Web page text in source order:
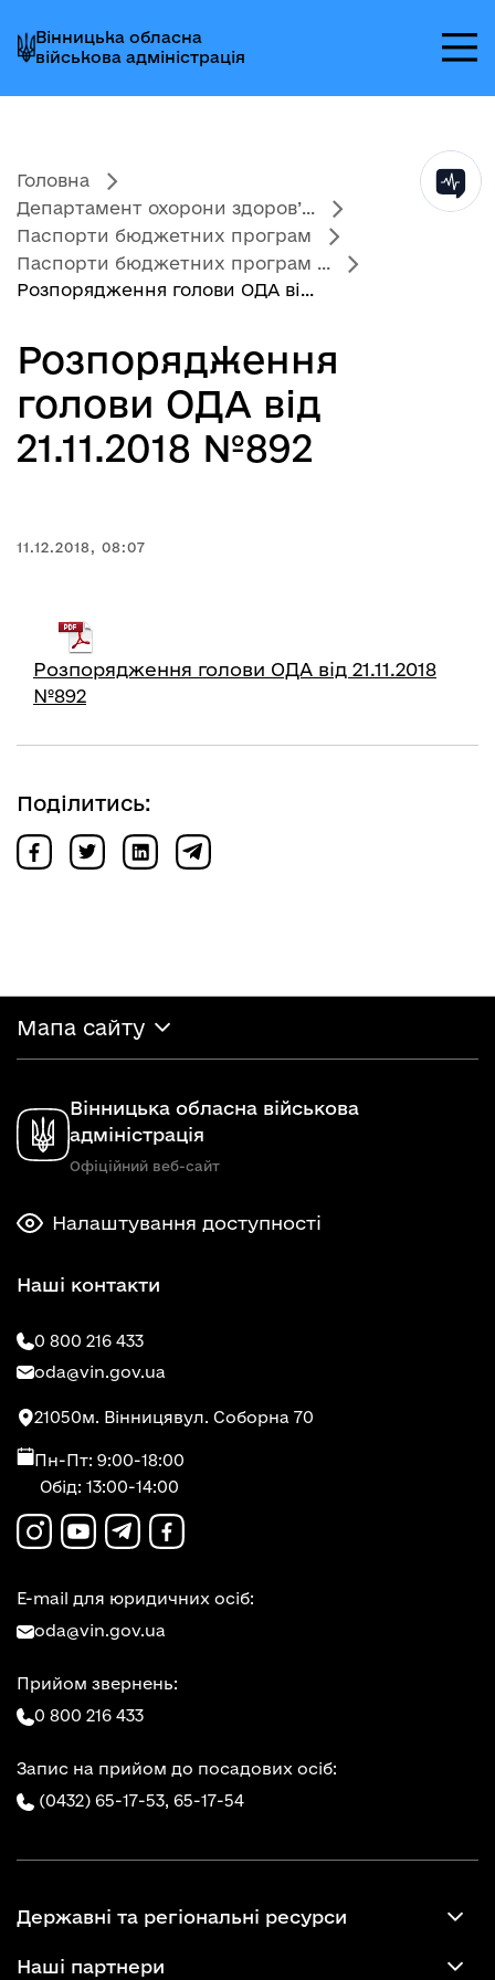
до
головного
меню
до
головного
вмісту
до
головного
колонтитула
Вінницька обласна
військова адміністрація
Головна
Департамент охорони здоров’...
Паспорти бюджетних програм
Паспорти бюджетних програм ...
Розпорядження голови ОДА ві...
Розпорядження
голови ОДА від
21.11.2018 №892
11.12.2018, 08:07
Розпорядження голови ОДА від 21.11.2018
№892
Поділитись:
Мапа сайту
Вінницька обласна військова
адміністрація
Офіційний веб-сайт
Налаштування доступності
Наші контакти
0 800 216 433
oda@vin.gov.ua
21050м. Вінницявул. Соборна 70
Пн-Пт: 9:00-18:00
Обід: 13:00-14:00
E-mail для юридичних осіб:
oda@vin.gov.ua
Прийом звернень:
0 800 216 433
Запис на прийом до посадових осіб:
(0432) 65-17-53, 65-17-54
Державні та регіональні ресурси
Наші партнери